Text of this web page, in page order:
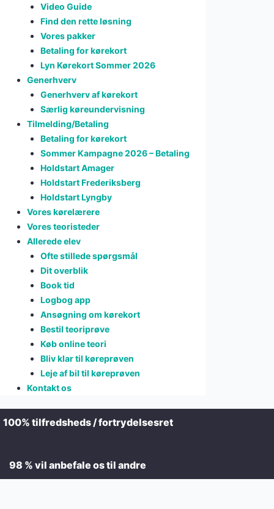
Video Guide
Find den rette løsning
Vores pakker
Betaling for kørekort
Lyn Kørekort Sommer 2026
Generhverv
Generhverv af kørekort
Særlig køreundervisning
Tilmelding/Betaling
Betaling for kørekort
Sommer Kampagne 2026 – Betaling
Holdstart Amager
Holdstart Frederiksberg
Holdstart Lyngby
Vores kørelærere
Vores teoristeder
Allerede elev
Ofte stillede spørgsmål
Dit overblik
Book tid
Logbog app
Ansøgning om kørekort
Bestil teoriprøve
Køb online teori
Bliv klar til køreprøven
Leje af bil til køreprøven
Kontakt os
100% tilfredsheds / fortrydelsesret
98 % vil anbefale os til andre